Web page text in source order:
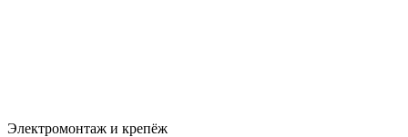
Электромонтаж и крепёж